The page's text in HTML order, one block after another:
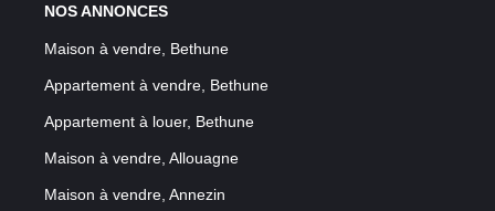
NOS ANNONCES
Maison à vendre, Bethune
Appartement à vendre, Bethune
Appartement à louer, Bethune
Maison à vendre, Allouagne
Maison à vendre, Annezin